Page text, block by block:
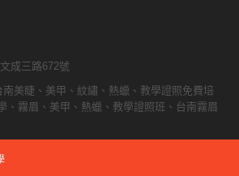
成三路672號
南美睫、美甲、紋繡、熱蠟、教學證照免費培
、霧眉、美甲、熱蠟、教學證照班、台南霧眉